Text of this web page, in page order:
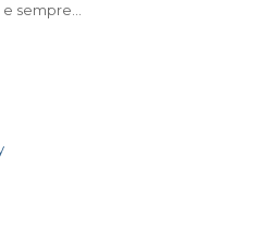
e sempre…